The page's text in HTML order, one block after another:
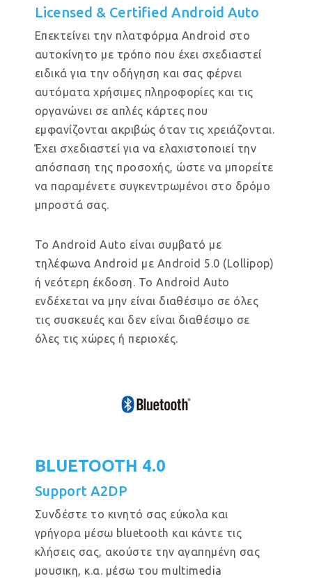
Licensed & Certified Android Auto
Επεκτείνει την πλατφόρμα Android στο
αυτοκίνητο με τρόπο που έχει σχεδιαστεί
ειδικά για την οδήγηση και σας φέρνει
αυτόματα χρήσιμες πληροφορίες και τις
οργανώνει σε απλές κάρτες που
εμφανίζονται ακριβώς όταν τις χρειάζονται.
Έχει σχεδιαστεί για να ελαχιστοποιεί την
απόσπαση της προσοχής, ώστε να μπορείτε
να παραμένετε συγκεντρωμένοι στο δρόμο
μπροστά σας.
Το Android Auto είναι συμβατό με
τηλέφωνα Android με Android 5.0 (Lollipop)
ή νεότερη έκδοση. Το Android Auto
ενδέχεται να μην είναι διαθέσιμο σε όλες
τις συσκευές και δεν είναι διαθέσιμο σε
όλες τις χώρες ή περιοχές.
BLUETOOTH 4.0
Support A2DP
Συνδέστε το κινητό σας εύκολα και
γρήγορα μέσω bluetooth και κάντε τις
κλήσεις σας, ακούστε την αγαπημένη σας
μουσικη, κ.α. μέσω του multimedia